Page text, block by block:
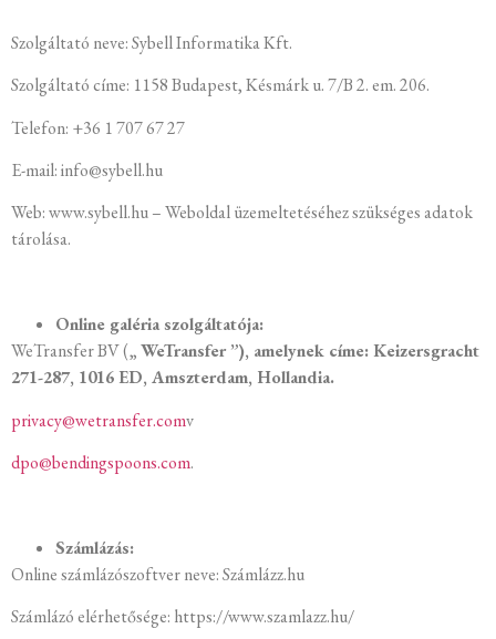
Szolgáltató neve: Sybell Informatika Kft.
Szolgáltató címe: 1158 Budapest, Késmárk u. 7/B 2. em. 206.
Telefon: +36 1 707 67 27
E-mail: info@sybell.hu
Web: www.sybell.hu – Weboldal üzemeltetéséhez szükséges adatok
tárolása.
Online galéria szolgáltatója:
WeTransfer BV („WeTransfer ”), amelynek címe: Keizersgracht
271-287, 1016 ED, Amszterdam, Hollandia.
privacy@wetransfer.comv
dpo@bendingspoons.com.
Számlázás:
Online számlázószoftver neve: Számlázz.hu
Számlázó elérhetősége: https://www.szamlazz.hu/